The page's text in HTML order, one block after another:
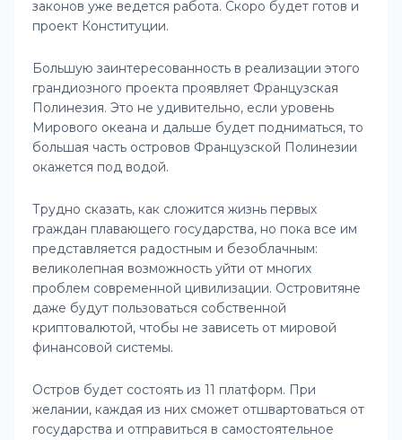
законов уже ведется работа. Скоро будет готов и
проект Конституции.
Большую заинтересованность в реализации этого
грандиозного проекта проявляет Французская
Полинезия. Это не удивительно, если уровень
Мирового океана и дальше будет подниматься, то
большая часть островов Французской Полинезии
окажется под водой.
Трудно сказать, как сложится жизнь первых
граждан плавающего государства, но пока все им
представляется радостным и безоблачным:
великолепная возможность уйти от многих
проблем современной цивилизации. Островитяне
даже будут пользоваться собственной
криптовалютой, чтобы не зависеть от мировой
финансовой системы.
Остров будет состоять из 11 платформ. При
желании, каждая из них сможет отшвартоваться от
государства и отправиться в самостоятельное